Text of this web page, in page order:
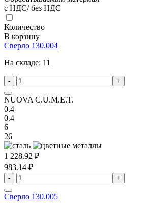
с НДС/ без НДС
Количество
В корзину
Сверло 130.004
На складе: 11
- +
NUOVA C.U.M.E.T.
0.4
0.4
6
26
1 228.92 ₽
983.14 ₽
- +
Сверло 130.005